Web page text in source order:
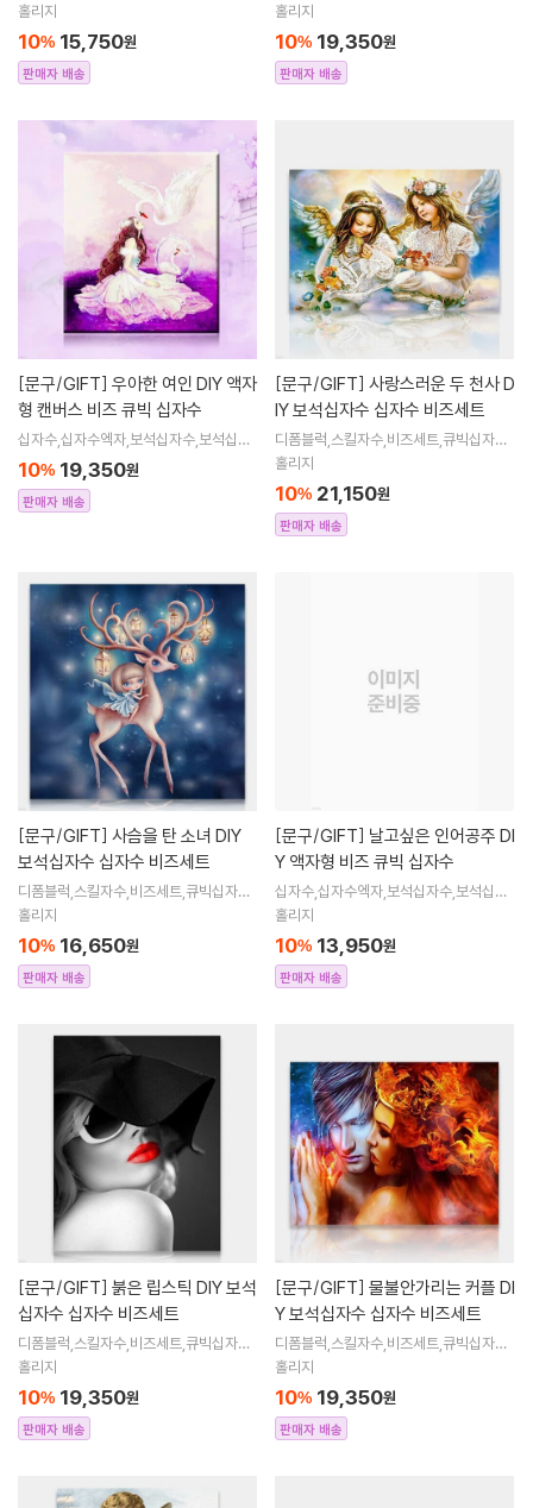
큐빅비즈,보석십자수액자,어린이보석십
수해바라
홀리지
10% 15,750원
판매자 배송
수엑자,직장인취미생활,취미,직장인취미,
홀리지
10% 19,350원
판매자 배송
[문구/GIFT]
형 캔버스 비즈 큐빅 십자수
십자수,십자수엑자,보석십자수,보석십자
수엑자,직장인취미생활,취미,직장인취미,
십자수도안,액자형,비즈공예
10% 19,350원
판매자 배송
[문구/GIFT]
IY 보석십자수 십자수 비즈세트
디폼블럭,스킬자수,비즈세트,큐빅십자수,
큐빅비즈,보석십자수액자,어린이보석십
수해바라
홀리지
10% 21,150원
판매자 배송
[문구/GIFT]
보석십자수 십자수 비즈세트
디폼블럭,스킬자수,비즈세트,큐빅십자수,
큐빅비즈,보석십자수액자,어린이보석십
수해바라
홀리지
10% 16,650원
판매자 배송
[문구/GIFT]
Y 액자형 비즈 큐빅 십자수
십자수,십자수엑자,보석십자수,보석십자
수엑자,직장인취미생활,취미,직장인취미,
홀리지
10% 13,950원
판매자 배송
[문구/GIFT]
십자수 십자수 비즈세트
디폼블럭,스킬자수,비즈세트,큐빅십자수,
큐빅비즈,보석십자수액자,어린이보석십
수해바라
홀리지
10% 19,350원
판매자 배송
[문구/GIFT]
Y 보석십자수 십자수 비즈세트
디폼블럭,스킬자수,비즈세트,큐빅십자수,
큐빅비즈,보석십자수액자,어린이보석십
수해바라
홀리지
10% 19,350원
판매자 배송